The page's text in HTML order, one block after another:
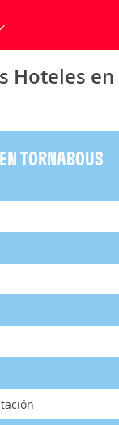
Hoteles en
TORNABOUS